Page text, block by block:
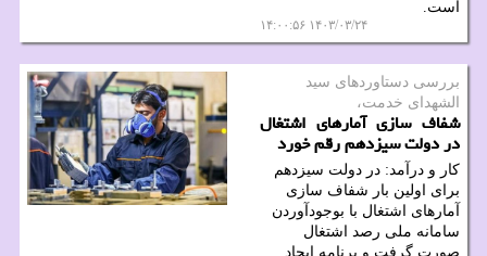
است.
۱۴۰۳/۰۳/۲۴ ۱۴:۰۰:۵۶
بررسی دستاوردهای سید
الشهدای خدمت،
شفاف سازی آمارهای اشتغال
در دولت سیزدهم رقم خورد
کار و درآمد: در دولت سیزدهم
برای اولین بار شفاف سازی
آمارهای اشتغال با بوجودآوردن
سامانه ملی رصد اشتغال
صورت گرفت و برنامه ایجاد